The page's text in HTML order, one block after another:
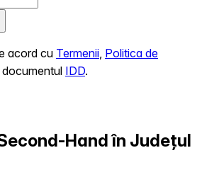
acord cu Termenii Politica de
documentul IDD.
Hand în Județul